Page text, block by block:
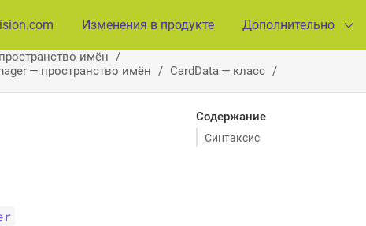
Изменения в продукте Дополнительно
имён
— пространство имён
CardData — класс
Содержание
Синтаксис